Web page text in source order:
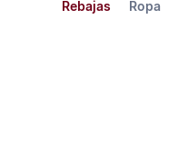
Rebajas Ropa